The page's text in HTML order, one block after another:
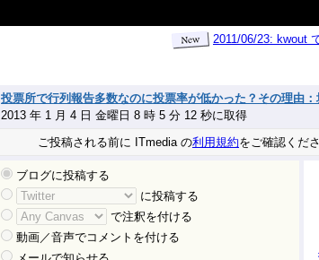
2011/06/23: kwout
投票所で行列報告多数なのに投票率が低かった？その理由
2013 年 1 月 4 日 金曜日 8 時 5 分 12 秒に取得
ご投稿される前に ITmedia の利用規約をご確認くだ
ブログに投稿する
に投稿する
で注釈を付ける
動画／音声でコメントを付ける